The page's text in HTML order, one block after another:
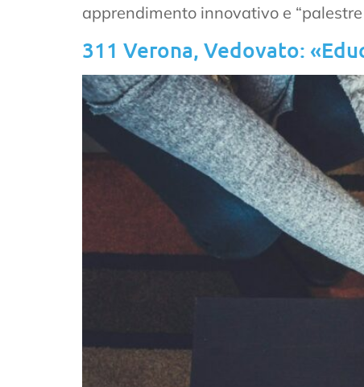
apprendimento innovativo e
311 Verona, Vedovato: